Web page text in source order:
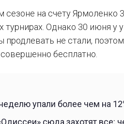
на счету Ярмоленко 3
турнирах. Однако 30 июня у
продлевать не стали,
бесплатно.
упали более чем на
сюда захотят все: